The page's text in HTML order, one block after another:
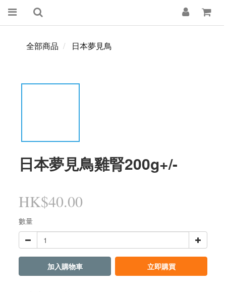
全部商品 日本夢見鳥
日本夢見鳥雞腎200g+/-
HK$40.00
數量
加入購物車 立即購買